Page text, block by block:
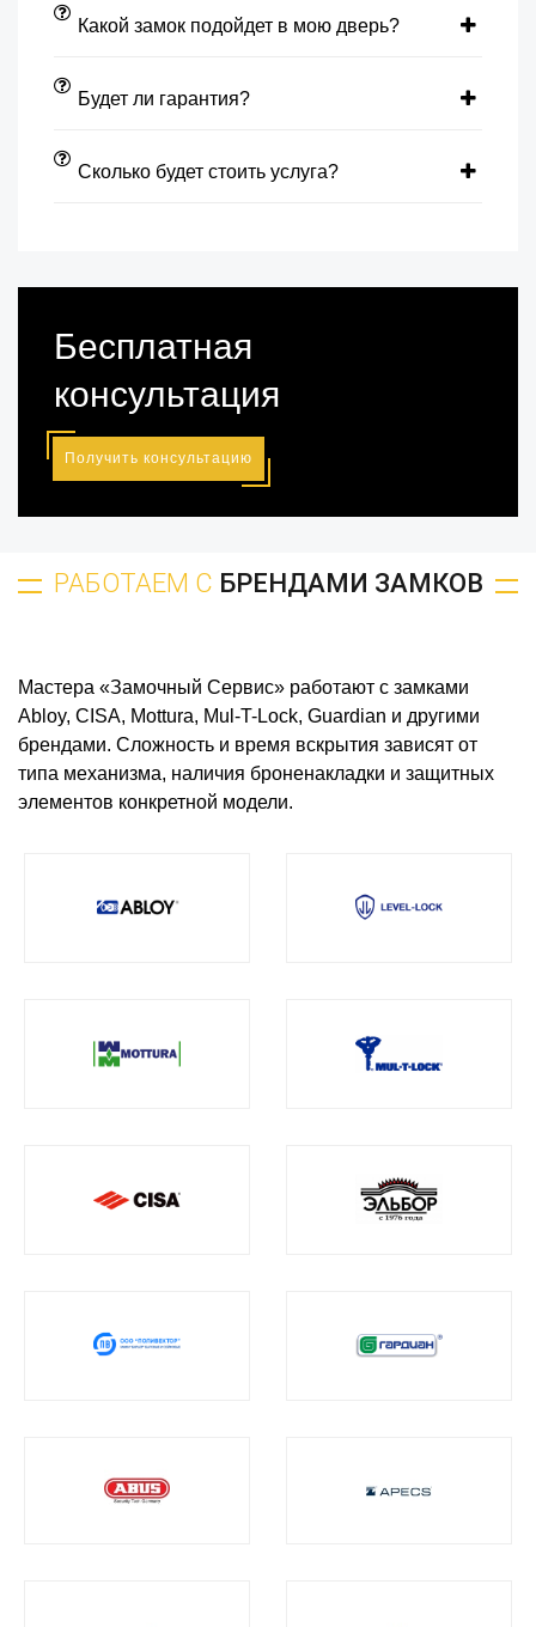
Какой замок подойдет в мою дверь?
Будет ли гарантия?
Сколько будет стоить услуга?
Бесплатная
консультация
Получить консультацию
РАБОТАЕМ С БРЕНДАМИ ЗАМКОВ
Мастера «Замочный Сервис» работают с замками
Abloy, CISA, Mottura, Mul-T-Lock, Guardian и другими
брендами. Сложность и время вскрытия зависят от
типа механизма, наличия броненакладки и защитных
элементов конкретной модели.